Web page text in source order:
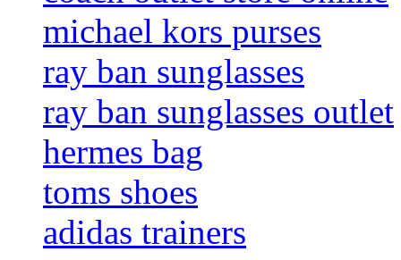
michael kors purses
ray ban sunglasses
ray ban sunglasses outlet
hermes bag
toms shoes
adidas trainers